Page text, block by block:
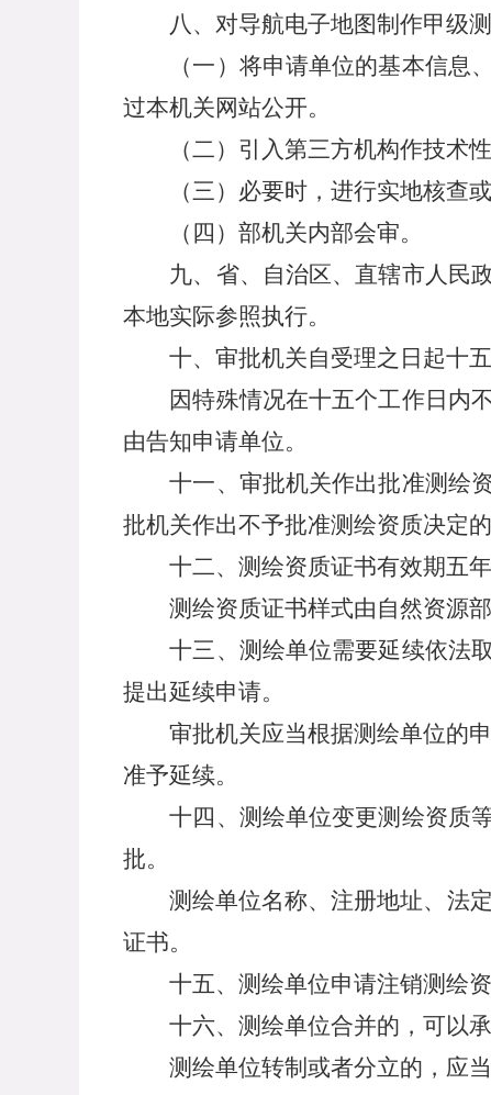
八、对导航电子地图制作甲级测
（一）将申请单位的基本信息、
过本机关网站公开。
（二）引入第三方机构作技术性
（三）必要时，进行实地核查或
（四）部机关内部会审。
九、省、自治区、直辖市人民政
本地实际参照执行。
十、审批机关自受理之日起十五
因特殊情况在十五个工作日内不
由告知申请单位。
十一、审批机关作出批准测绘资
批机关作出不予批准测绘资质决定
十二、测绘资质证书有效期五年
测绘资质证书样式由自然资源部
十三、测绘单位需要延续依法取
提出延续申请。
审批机关应当根据测绘单位的申
准予延续。
十四、测绘单位变更测绘资质等
批。
测绘单位名称、注册地址、法定
证书。
十五、测绘单位申请注销测绘资
十六、测绘单位合并的，可以承
测绘单位转制或者分立的，应当